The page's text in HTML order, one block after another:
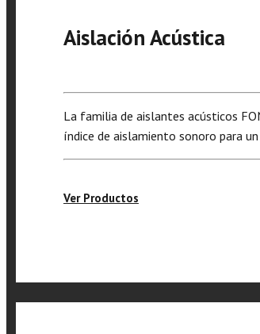
Aislación Acústica
La familia de aislantes acústicos
índice de aislamiento sonoro para
Ver Productos